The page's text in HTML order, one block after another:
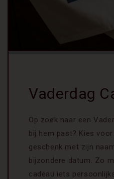
Vaderdag
Op zoek naar een
bij hem past? Kies
geschenk met zijn
bijzondere datum. Zo
cadeau iets